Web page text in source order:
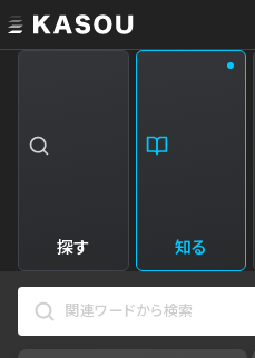
探す 知る